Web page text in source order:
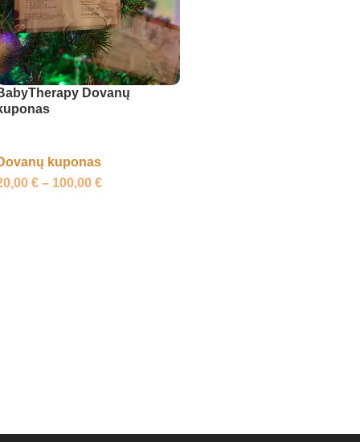
Dovanų
kuponas
€ – 100,00 €